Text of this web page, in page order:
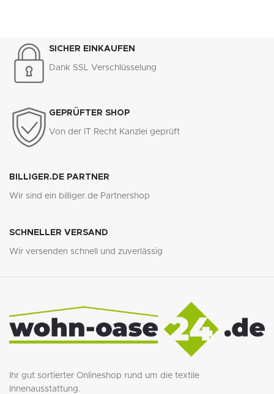
SICHER EINKAUFEN
Dank SSL Verschlüsselung
GEPRÜFTER SHOP
Von der IT Recht Kanzlei geprüft
BILLIGER.DE PARTNER
Wir sind ein billiger.de Partnershop
SCHNELLER VERSAND
Wir versenden schnell und zuverlässig
Ihr gut sortierter Onlineshop rund um die textile
Innenausstattung.